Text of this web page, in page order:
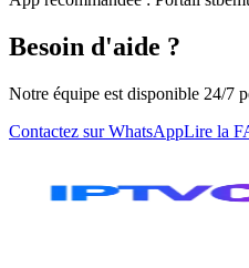
Besoin d'aide ?
Notre équipe est disponible 24/7
Contactez sur WhatsAppLire la